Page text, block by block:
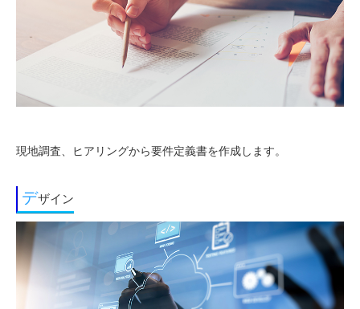
現地調査、ヒアリングから要件定義書を作成します。
デザイン